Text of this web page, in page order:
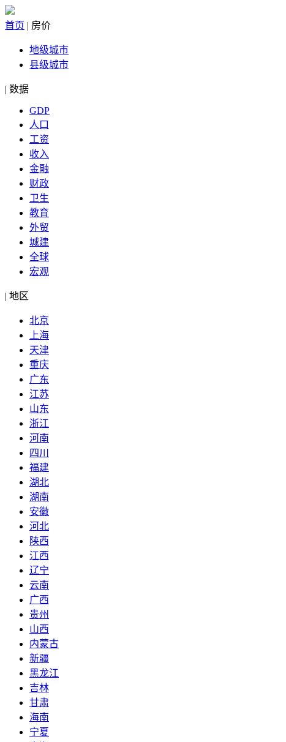
首页 | 房价
地级城市
县级城市
| 数据
GDP
人口
工资
收入
金融
财政
卫生
教育
外贸
城建
全球
宏观
| 地区
北京
上海
天津
重庆
广东
江苏
山东
浙江
河南
四川
福建
湖北
湖南
安徽
河北
陕西
江西
辽宁
云南
广西
贵州
山西
内蒙古
新疆
黑龙江
吉林
甘肃
海南
宁夏